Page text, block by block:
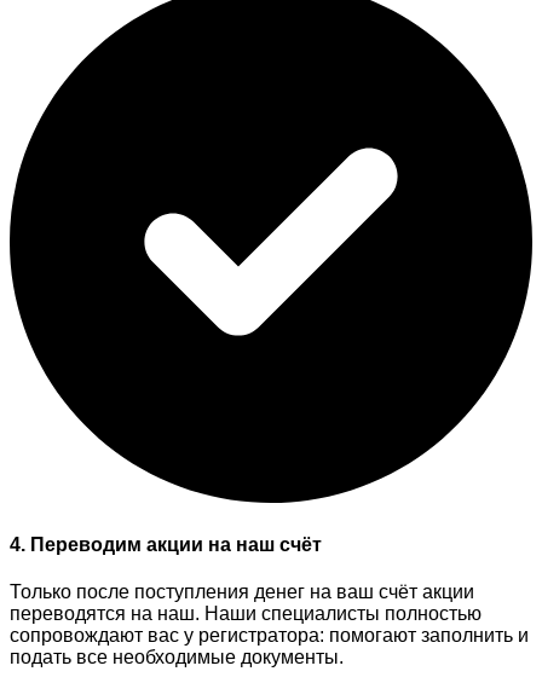
4. Переводим акции на наш счёт
Только после поступления денег на ваш счёт акции
переводятся на наш. Наши специалисты полностью
сопровождают вас у регистратора: помогают заполнить и
подать все необходимые документы.